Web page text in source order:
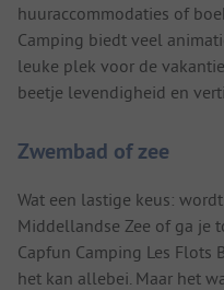
huuraccommodaties of
Camping biedt veel
leuke plek voor de
beetje levendigheid en
Zwembad of zee
Wat een lastige keus:
Middellandse Zee of ga je
Capfun Camping Les Flots
het kan allebei. Maar het